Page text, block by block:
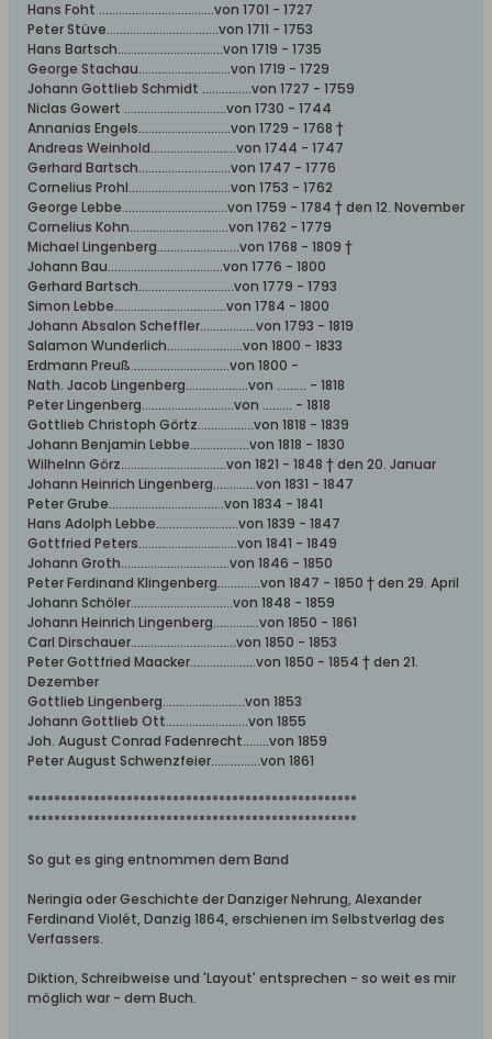
Hans Foht ...................................von 1701 - 1727
Peter Stüve..................................von 1711 - 1753
Hans Bartsch................................von 1719 - 1735
George Stachau............................von 1719 - 1729
Johann Gottlieb Schmidt ...............von 1727 - 1759
Niclas Gowert ...............................von 1730 - 1744
Annanias Engels............................von 1729 - 1768 †
Andreas Weinhold..........................von 1744 - 1747
Gerhard Bartsch............................von 1747 - 1776
Cornelius Prohl...............................von 1753 - 1762
George Lebbe................................von 1759 - 1784 † den 12. November
Cornelius Kohn..............................von 1762 - 1779
Michael Lingenberg.........................von 1768 - 1809 †
Johann Bau...................................von 1776 - 1800
Gerhard Bartsch.............................von 1779 - 1793
Simon Lebbe..................................von 1784 - 1800
Johann Absalon Scheffler.................von 1793 - 1819
Salamon Wunderlich.......................von 1800 - 1833
Erdmann Preuß..............................von 1800 -
Nath. Jacob Lingenberg...................von ......... - 1818
Peter Lingenberg............................von ......... - 1818
Gottlieb Christoph Görtz.................von 1818 - 1839
Johann Benjamin Lebbe..................von 1818 - 1830
Wilhelnn Görz................................von 1821 - 1848 † den 20. Januar
Johann Heinrich Lingenberg.............von 1831 - 1847
Peter Grube...................................von 1834 - 1841
Hans Adolph Lebbe.........................von 1839 - 1847
Gottfried Peters..............................von 1841 - 1849
Johann Groth.................................von 1846 - 1850
Peter Ferdinand Klingenberg.............von 1847 - 1850 † den 29. April
Johann Schöler...............................von 1848 - 1859
Johann Heinrich Lingenberg..............von 1850 - 1861
Carl Dirschauer................................von 1850 - 1853
Peter Gottfried Maacker....................von 1850 - 1854 † den 21.
Dezember
Gottlieb Lingenberg.........................von 1853
Johann Gottlieb Ott.........................von 1855
Joh. August Conrad Fadenrecht........von 1859
Peter August Schwenzfeier...............von 1861
**************************************************
**************************************************
So gut es ging entnommen dem Band
Neringia oder Geschichte der Danziger Nehrung, Alexander
Ferdinand Violét, Danzig 1864, erschienen im Selbstverlag des
Verfassers.
Diktion, Schreibweise und 'Layout' entsprechen - so weit es mir
möglich war - dem Buch.